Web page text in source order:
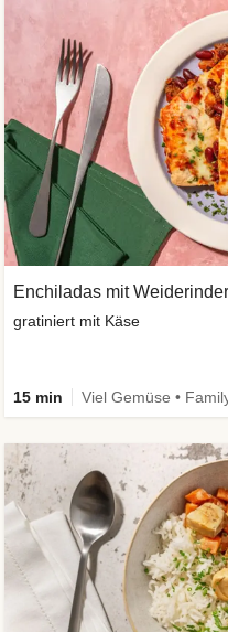
Enchiladas mit
gratiniert mit Käse
15 min